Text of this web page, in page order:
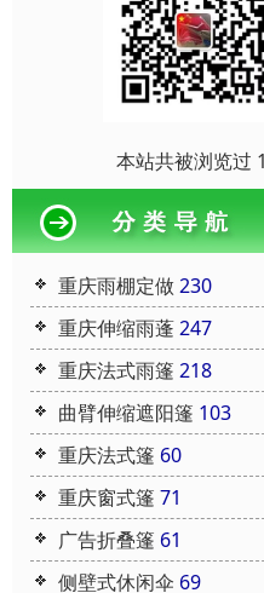
本站共被浏览过
重庆雨棚定做230
重庆伸缩雨蓬247
重庆法式雨篷 218
曲臂伸缩遮阳篷 103
重庆法式篷 60
重庆窗式篷 71
广告折叠篷 61
侧壁式休闲伞 69